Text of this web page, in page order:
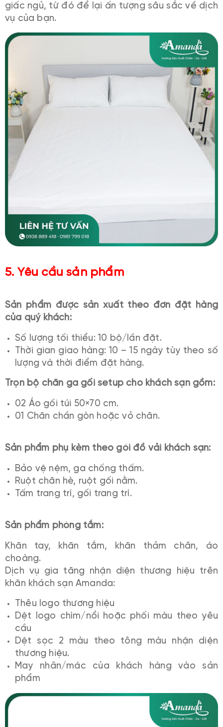
giấc ngủ, từ đó để lại ấn tượng sâu sắc về dịch
vụ của bạn.
5. Yêu cầu sản phẩm
Sản phẩm được sản xuất theo đơn đặt hàng
của quý khách:
Số lượng tối thiểu: 10 bộ/lần đặt.
Thời gian giao hàng: 10 – 15 ngày tùy theo số
lượng và thời điểm đặt hàng.
Trọn bộ chăn ga gối setup cho khách sạn gồm:
02 Áo gối túi 50×70 cm.
01 Chăn chần gòn hoặc vỏ chăn.
Sản phẩm phụ kèm theo gói đồ vải khách sạn:
Bảo vệ nệm, ga chống thấm.
Ruột chăn hè, ruột gối nằm.
Tấm trang trí, gối trang trí.
Sản phẩm phòng tắm:
Khăn tay, khăn tắm, khăn thảm chân, áo
choàng.
Dịch vụ gia tăng nhận diện thương hiệu trên
khăn khách sạn Amanda:
Thêu logo thương hiệu
Dệt logo chìm/nổi hoặc phối màu theo yêu
cầu
Dệt sọc 2 màu theo tông màu nhận diện
thương hiệu.
May nhãn/mác của khách hàng vào sản
phẩm